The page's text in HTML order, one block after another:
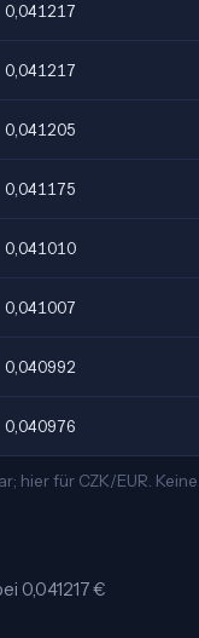
0,041217
0,041217
0,041205
0,041175
0,041010
0,041007
0,040992
0,040976
hier für CZK/EUR.
0,041217 €